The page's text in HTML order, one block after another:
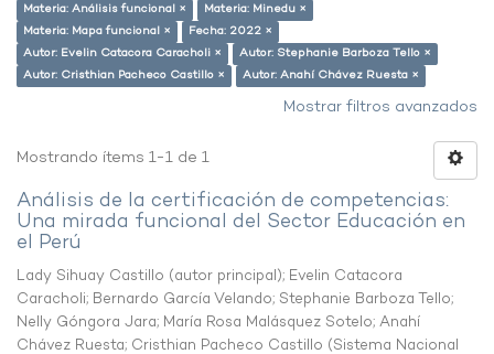
Materia: Análisis funcional ×
Materia: Minedu ×
Materia: Mapa funcional ×
Fecha: 2022 ×
Autor: Evelin Catacora Caracholi ×
Autor: Stephanie Barboza Tello ×
Autor: Cristhian Pacheco Castillo ×
Autor: Anahí Chávez Ruesta ×
Mostrar filtros avanzados
Mostrando ítems 1-1 de 1
Análisis de la certificación de competencias:
Una mirada funcional del Sector Educación en
el Perú
Lady Sihuay Castillo (autor principal); Evelin Catacora
Caracholi; Bernardo García Velando; Stephanie Barboza Tello;
Nelly Góngora Jara; María Rosa Malásquez Sotelo; Anahí
Chávez Ruesta; Cristhian Pacheco Castillo (Sistema Nacional